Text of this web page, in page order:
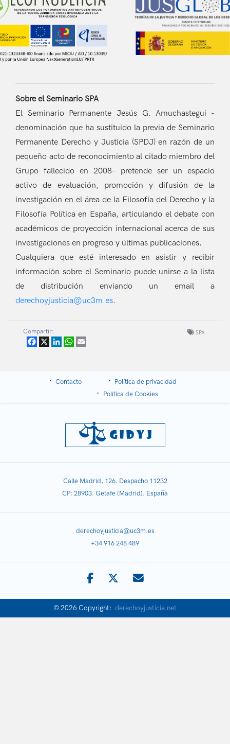
Sobre el Seminario SPA
El Seminario Permanente Jesús G. Amuchastegui -
denominación que ha sustituido la previa de Seminario
Permanente Derecho y Justicia (SPDJ) en razón de un
pequeño acto de reconocimiento al citado miembro del
Grupo fallecido en 2008- pretende ser un espacio
activo de evaluación, promoción y difusión de la
investigación en el área de la Filosofía del Derecho y la
Filosofía Política en España, articulando el debate con
académicos de proyección internacional acerca de sus
investigaciones en progreso y últimas publicaciones.
Cualquiera que esté interesado en asistir y recibir
información sobre el Seminario puede unirse a la lista
de distribución enviando un email a
derechoyjusticia@uc3m.es.
Compartir:
Facebook
X LinkedInWhatsApp
SPA
Contacto
Política de privacidad
Política de Cookies
Calle Madrid, 126. Despacho 11232
CP: 28903. Getafe (Madrid). España
derechoyjusticia@uc3m.es
+34 916 248 489
© 2026 Copyright: derechoyjusticia.net